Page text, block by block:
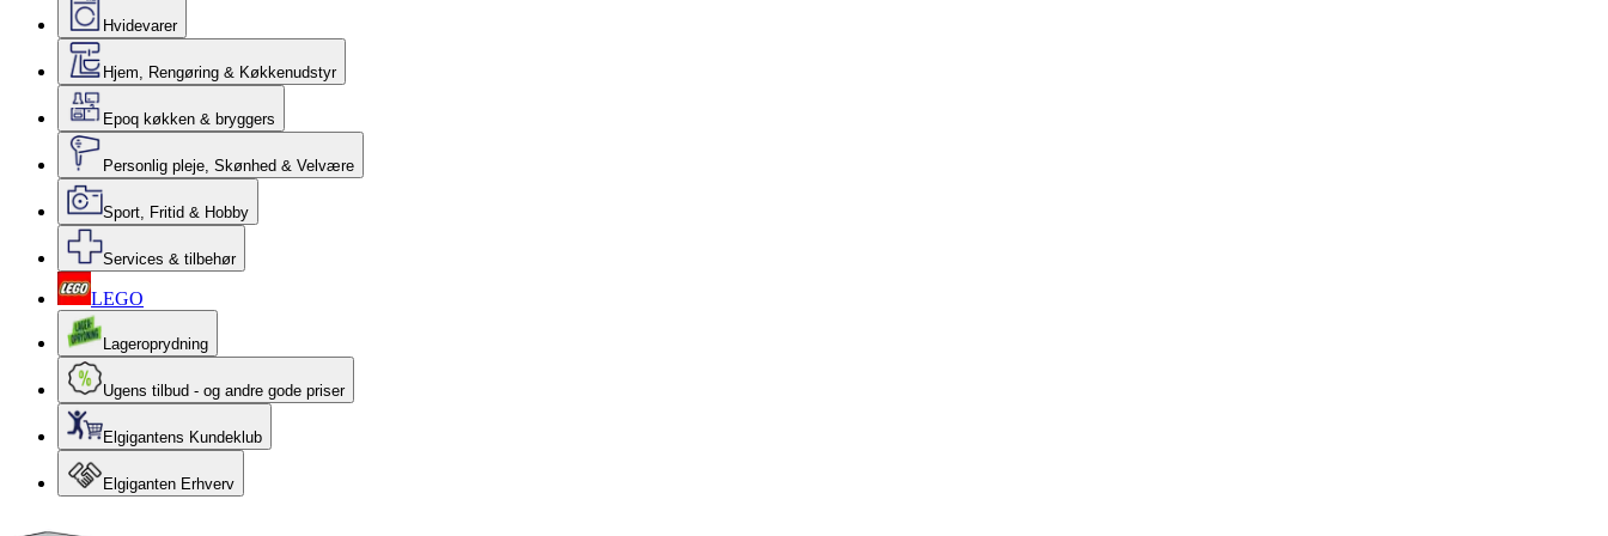
Hvidevarer
Hjem, Rengøring & Køkkenudstyr
Epoq køkken & bryggers
Personlig pleje, Skønhed & Velvære
Sport, Fritid & Hobby
Services & tilbehør
LEGO
Lageroprydning
Ugens tilbud - og andre gode priser
Elgigantens Kundeklub
Elgiganten Erhverv